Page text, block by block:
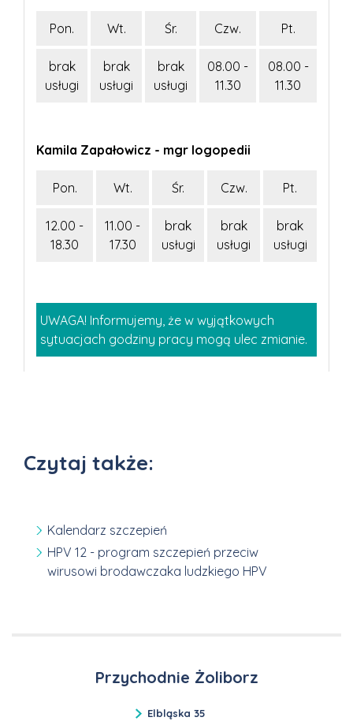
Pon. Wt. Śr. Czw. Pt.
brak
usługi
brak
usługi
brak
usługi
08.00 -
11.30
08.00 -
11.30
Kamila Zapałowicz - mgr logopedii
Pon. Wt. Śr. Czw. Pt.
12.00 -
18.30
11.00 -
17.30
brak
usługi
brak
usługi
brak
usługi
UWAGA! Informujemy, że w wyjątkowych
sytuacjach godziny pracy mogą ulec zmianie.
Czytaj także:
Kalendarz szczepień
HPV 12 - program szczepień przeciw
wirusowi brodawczaka ludzkiego HPV
Przychodnie Żoliborz
Elbląska 35